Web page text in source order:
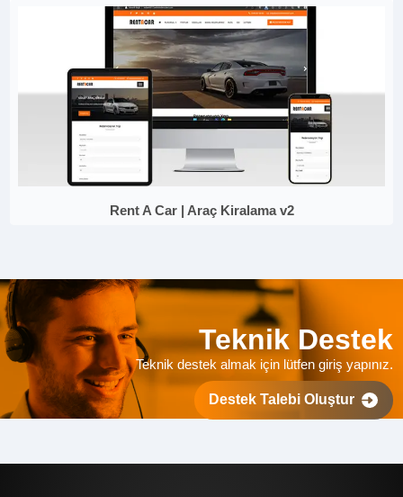
Rent A Car | Araç Kiralama v2
Teknik Destek
Teknik destek almak için lütfen giriş yapınız.
Destek Talebi Oluştur